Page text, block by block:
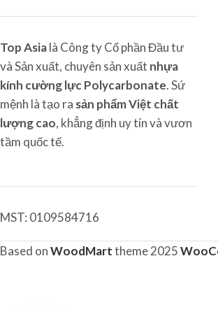
Top Asialà Công ty Cổ phần Đầu tư
và Sản xuất, chuyên sản xuất nhựa
kính cường lực Polycarbonate. Sứ
mệnh là tạo ra sản phẩm Việt chất
lượng cao, khẳng định uy tín và vươn
tầm quốc tế.
MST: 0109584716
Based onWoodMarttheme2025